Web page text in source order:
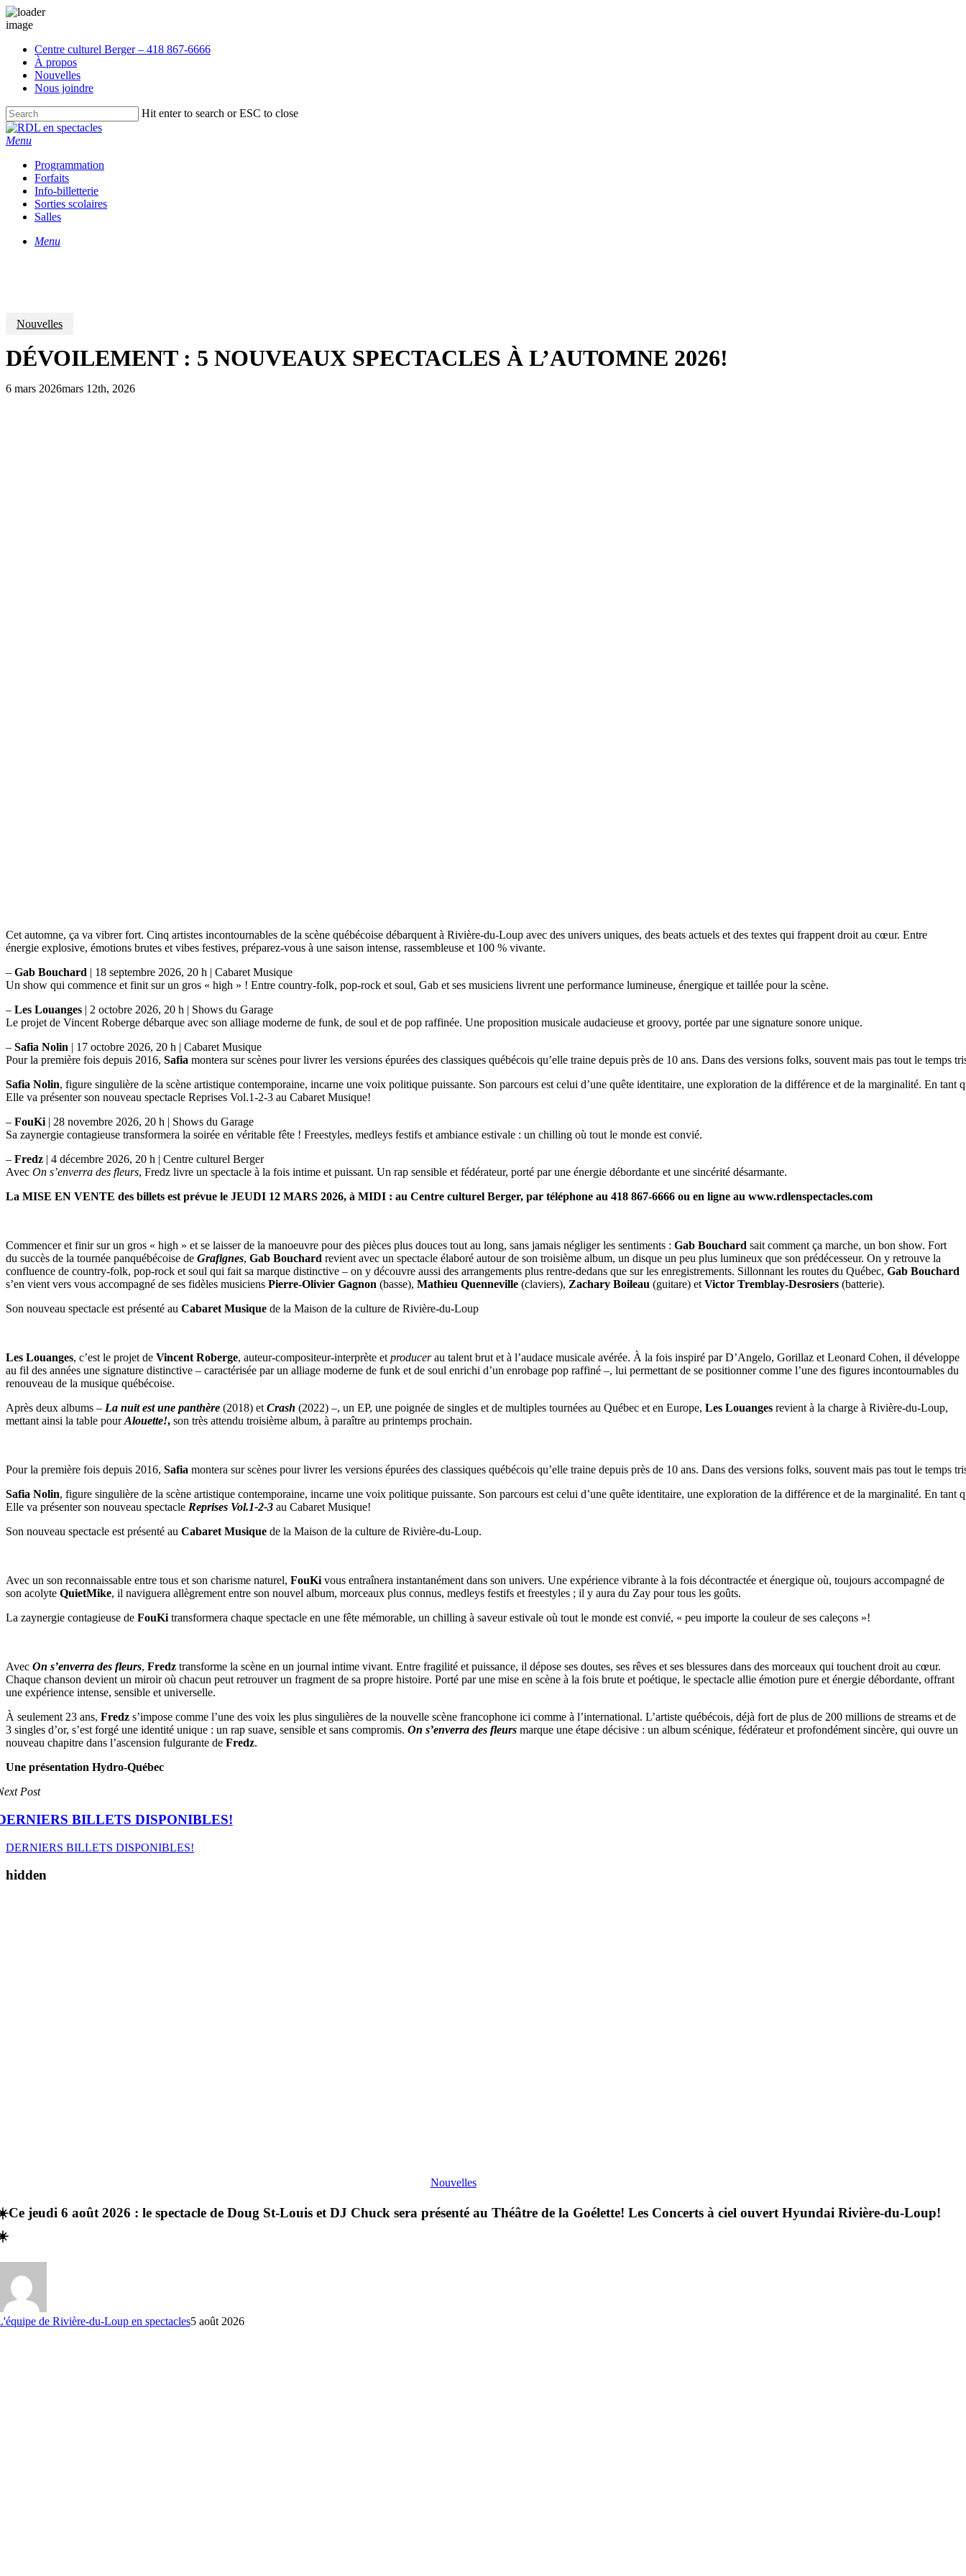
main
content
Centre culturel Berger – 418 867-6666
À propos
Nouvelles
Nous joindre
Hit enter to search or ESC to close
Close
Search
Menu
Programmation
Forfaits
Info-billetterie
Sorties scolaires
Salles
Menu
Nouvelles
DÉVOILEMENT : 5 NOUVEAUX SPECTACLES À L’AUTOMNE 2026!
6 mars 2026mars 12th, 2026
Cet automne, ça va vibrer fort. Cinq artistes incontournables de la scène québécoise débarquent à Rivière-du-Loup avec des univers uniques, des beats actuels et des textes qui frappent droit au cœur. Entre
énergie explosive, émotions brutes et vibes festives, préparez-vous à une saison intense, rassembleuse et 100 % vivante.
– Gab Bouchard | 18 septembre 2026, 20 h | Cabaret Musique
Un show qui commence et finit sur un gros « high » ! Entre country-folk, pop-rock et soul, Gab et ses musiciens livrent une performance lumineuse, énergique et taillée pour la scène.
– Les Louanges | 2 octobre 2026, 20 h | Shows du Garage
Le projet de Vincent Roberge débarque avec son alliage moderne de funk, de soul et de pop raffinée. Une proposition musicale audacieuse et groovy, portée par une signature sonore unique.
– Safia Nolin | 17 octobre 2026, 20 h | Cabaret Musique
Pour la première fois depuis 2016, Safia montera sur scènes pour livrer les versions épurées des classiques québécois qu’elle traine depuis près de 10 ans. Dans des versions folks, souvent mais pas tout le
Safia Nolin, figure singulière de la scène artistique contemporaine, incarne une voix politique puissante. Son parcours est celui d’une quête identitaire, une exploration de la différence et de la marginalité. En
Elle va présenter son nouveau spectacle Reprises Vol.1-2-3 au Cabaret Musique!
– FouKi | 28 novembre 2026, 20 h | Shows du Garage
Sa zaynergie contagieuse transformera la soirée en véritable fête ! Freestyles, medleys festifs et ambiance estivale : un chilling où tout le monde est convié.
– Fredz | 4 décembre 2026, 20 h | Centre culturel Berger
Avec On s’enverra des fleurs, Fredz livre un spectacle à la fois intime et puissant. Un rap sensible et fédérateur, porté par une énergie débordante et une sincérité désarmante.
La MISE EN VENTE des billets est prévue le JEUDI 12 MARS 2026, à MIDI : au Centre culturel Berger, par téléphone au 418 867-6666 ou en ligne au www.rdlenspectacles.com
Commencer et finir sur un gros « high » et se laisser de la manoeuvre pour des pièces plus douces tout au long, sans jamais négliger les sentiments : Gab Bouchard sait comment ça marche, un bon show. Fort
du succès de la tournée panquébécoise de Grafignes, Gab Bouchard revient avec un spectacle élaboré autour de son troisième album, un disque un peu plus lumineux que son prédécesseur. On y retrouve la
confluence de country-folk, pop-rock et soul qui fait sa marque distinctive – on y découvre aussi des arrangements plus rentre-dedans que sur les enregistrements. Sillonnant les routes du Québec, Gab Bouchard
s’en vient vers vous accompagné de ses fidèles musiciens Pierre-Olivier Gagnon (basse), Mathieu Quenneville (claviers), Zachary Boileau (guitare) et Victor Tremblay-Desrosiers (batterie).
Son nouveau spectacle est présenté au Cabaret Musique de la Maison de la culture de Rivière-du-Loup
Les Louanges, c’est le projet de Vincent Roberge, auteur-compositeur-interprète et producerau talent brut et à l’audace musicale avérée. À la fois inspiré par D’Angelo, Gorillaz et Leonard Cohen, il développe
au fil des années une signature distinctive – caractérisée par un alliage moderne de funk et de soul enrichi d’un enrobage pop raffiné –, lui permettant de se positionner comme l’une des figures incontournables du
renouveau de la musique québécoise.
Après deux albums – La nuit est une panthère (2018) et Crash (2022) –, un EP, une poignée de singles et de multiples tournées au Québec et en Europe, Les Louanges revient à la charge à Rivière-du-Loup,
mettant ainsi la table pourAlouette!, son très attendu troisième album, à paraître au printemps prochain.
Pour la première fois depuis 2016, Safia montera sur scènes pour livrer les versions épurées des classiques québécois qu’elle traine depuis près de 10 ans. Dans des versions folks, souvent mais pas tout le
Safia Nolin, figure singulière de la scène artistique contemporaine, incarne une voix politique puissante. Son parcours est celui d’une quête identitaire, une exploration de la différence et de la marginalité. En
Elle va présenter son nouveau spectacle Reprises Vol.1-2-3 au Cabaret Musique!
Son nouveau spectacle est présenté au Cabaret Musique de la Maison de la culture de Rivière-du-Loup.
Avec un son reconnaissable entre tous et son charisme naturel, FouKi vous entraînera instantanément dans son univers. Une expérience vibrante à la fois décontractée et énergique où, toujours accompagné de
son acolyte QuietMike, il naviguera allègrement entre son nouvel album, morceaux plus connus, medleys festifs et freestyles ; il y aura du Zay pour tous les goûts.
La zaynergie contagieuse de FouKi transformera chaque spectacle en une fête mémorable, un chilling à saveur estivale où tout le monde est convié, « peu importe la couleur de ses caleçons »!
Avec On s’enverra des fleurs, Fredz transforme la scène en un journal intime vivant. Entre fragilité et puissance, il dépose ses doutes, ses rêves et ses blessures dans des morceaux qui touchent droit au cœur.
Chaque chanson devient un miroir où chacun peut retrouver un fragment de sa propre histoire. Porté par une mise en scène à la fois brute et poétique, le spectacle allie émotion pure et énergie débordante, offrant
une expérience intense, sensible et universelle.
À seulement 23 ans, Fredz s’impose comme l’une des voix les plus singulières de la nouvelle scène francophone ici comme à l’international. L’artiste québécois, déjà fort de plus de 200 millions de streams et de
3 singles d’or, s’est forgé une identité unique : un rap suave, sensible et sans compromis. On s’enverra des fleurs marque une étape décisive : un album scénique, fédérateur et profondément sincère, qui ouvre un
nouveau chapitre dans l’ascension fulgurante de Fredz.
Une présentation Hydro-Québec
Post
BILLETS DISPONIBLES!
DERNIERS BILLETS DISPONIBLES!
hidden
Nouvelles
jeudi 6 août 2026 : le spectacle de Doug St-Louis et DJ Chuck sera présenté au Théâtre de la Goélette! Les Concerts à ciel ouvert Hyundai Rivière-du-Loup!
de Rivière-du-Loup en spectacles5 août 2026